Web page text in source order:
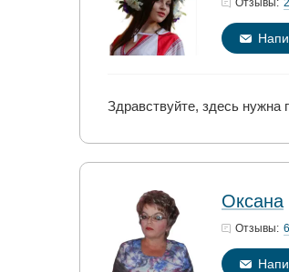
Отзывы:
Здравствуйте, здесь нужна
Оксана
Отзывы: